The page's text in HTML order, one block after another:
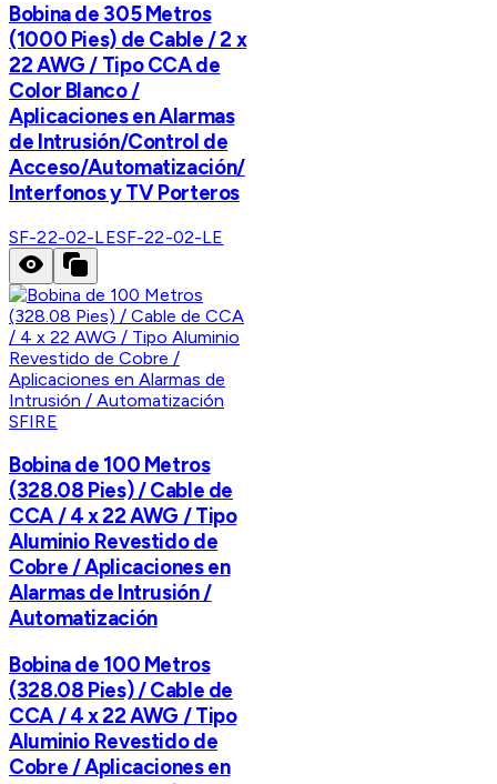
Bobina de 305 Metros
(1000 Pies) de Cable / 2 x
22 AWG / Tipo CCA de
Color Blanco /
Aplicaciones en Alarmas
de Intrusión/Control de
Acceso/Automatización/
Interfonos y TV Porteros
SF-22-02-LESF-22-02-LE
SFIRE
Bobina de 100 Metros
(328.08 Pies) / Cable de
CCA / 4 x 22 AWG / Tipo
Aluminio Revestido de
Cobre / Aplicaciones en
Alarmas de Intrusión /
Automatización
Bobina de 100 Metros
(328.08 Pies) / Cable de
CCA / 4 x 22 AWG / Tipo
Aluminio Revestido de
Cobre / Aplicaciones en